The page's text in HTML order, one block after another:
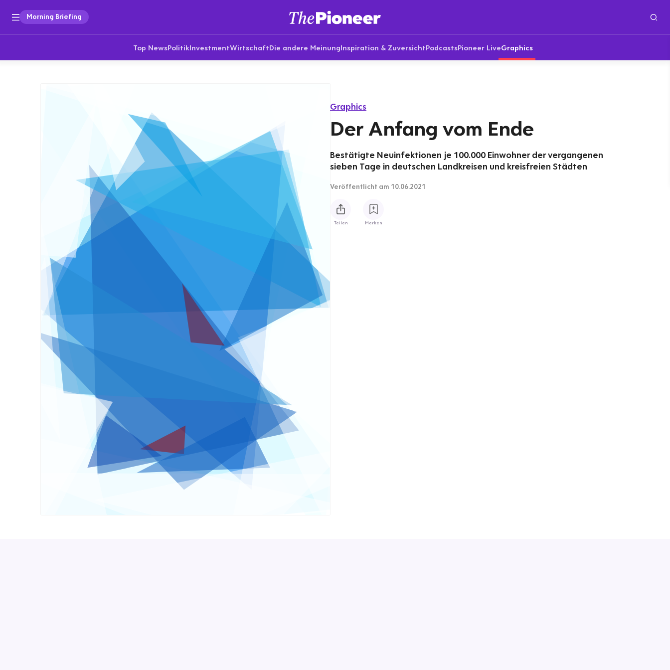
Morning Briefing
Top NewsPolitikInvestmentWirtschaftDie andere MeinungInspiration & ZuversichtPodcastsPioneer LiveGraphics
Graphics
Der Anfang vom Ende
Bestätigte Neuinfektionen je 100.000 Einwohner der vergangenen
sieben Tage in deutschen Landkreisen und kreisfreien Städten
Veröffentlicht am 10.06.2021
Teilen Merken